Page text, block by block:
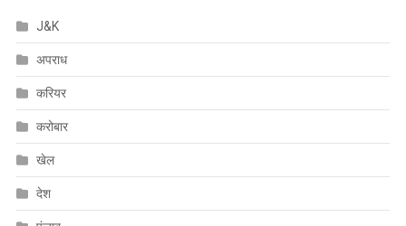
J&K
अपराध
करियर
करोबार
खेल
देश